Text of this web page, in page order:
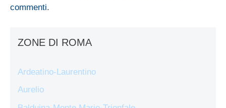
commenti.
ZONE DI ROMA
Ardeatino-Laurentino
Aurelio